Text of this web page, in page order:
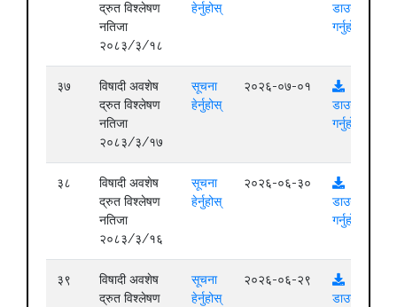
द्रुत विश्लेषण
नतिजा
२०८३/३/१८
हेर्नुहोस्
डाउनलोड
गर्नुहोस्
३७
विषादी अवशेष
द्रुत विश्लेषण
नतिजा
२०८३/३/१७
सूचना
हेर्नुहोस्
२०२६-०७-०१
डाउनलोड
गर्नुहोस्
३८
विषादी अवशेष
द्रुत विश्लेषण
नतिजा
२०८३/३/१६
सूचना
हेर्नुहोस्
२०२६-०६-३०
डाउनलोड
गर्नुहोस्
३९
विषादी अवशेष
द्रुत विश्लेषण
सूचना
हेर्नुहोस्
२०२६-०६-२९
डाउनलोड